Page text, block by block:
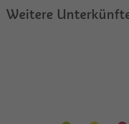
Weitere